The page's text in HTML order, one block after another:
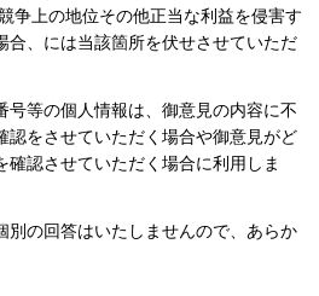
争上の地位その他正当な利益を侵害す
合、には当該箇所を伏せさせていただ
号等の個人情報は、御意見の内容に不
認をさせていただく場合や御意見がど
認させていただく場合に利用しま
別の回答はいたしませんので、あらか